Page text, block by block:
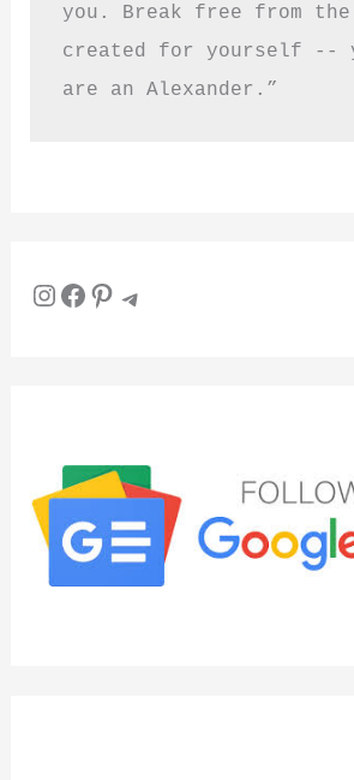
you. Break free from the
created for yourself --
are an Alexander.”
InstagramFacebook Pinterest Telegram